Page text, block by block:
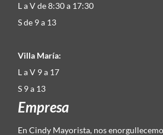
L a V de 8:30 a 17:30
S de 9 a 13
Villa María:
L a V 9 a 17
S 9 a 13
Empresa
En Cindy Mayorista, nos